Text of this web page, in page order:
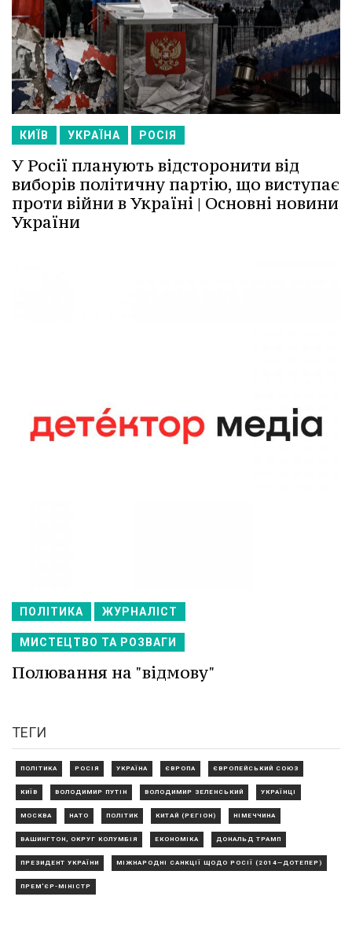
КИЇВ УКРАЇНА РОСІЯ
У Росії планують відсторонити від
виборів політичну партію, що виступає
проти війни в Україні | Основні новини
України
ПОЛІТИКА ЖУРНАЛІСТ
МИСТЕЦТВО ТА РОЗВАГИ
Полювання на "відмову"
ТЕГИ
ПОЛІТИКА РОСІЯ УКРАЇНА ЄВРОПА ЄВРОПЕЙСЬКИЙ СОЮЗ
КИЇВ ВОЛОДИМИР ПУТІН ВОЛОДИМИР ЗЕЛЕНСЬКИЙ УКРАЇНЦІ
МОСКВА НАТО ПОЛІТИК КИТАЙ (РЕГІОН) НІМЕЧЧИНА
ВАШИНГТОН, ОКРУГ КОЛУМБІЯ ЕКОНОМІКА ДОНАЛЬД ТРАМП
ПРЕЗИДЕНТ УКРАЇНИ МІЖНАРОДНІ САНКЦІЇ ЩОДО РОСІЇ (2014—ДОТЕПЕР)
ПРЕМ'ЄР-МІНІСТР